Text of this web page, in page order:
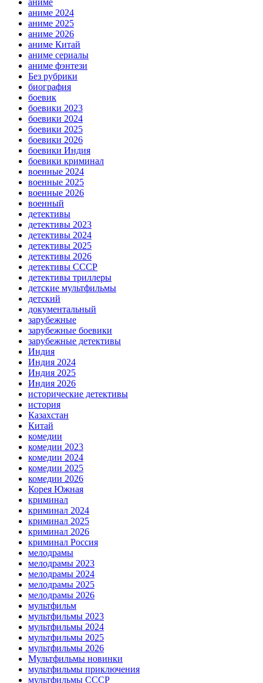
аниме
аниме 2024
аниме 2025
аниме 2026
аниме Китай
аниме сериалы
аниме фэнтези
Без рубрики
биография
боевик
боевики 2023
боевики 2024
боевики 2025
боевики 2026
боевики Индия
боевики криминал
военные 2024
военные 2025
военные 2026
военный
детективы
детективы 2023
детективы 2024
детективы 2025
детективы 2026
детективы СССР
детективы триллеры
детские мультфильмы
детский
документальный
зарубежные
зарубежные боевики
зарубежные детективы
Индия
Индия 2024
Индия 2025
Индия 2026
исторические детективы
история
Казахстан
Китай
комедии
комедии 2023
комедии 2024
комедии 2025
комедии 2026
Корея Южная
криминал
криминал 2024
криминал 2025
криминал 2026
криминал Россия
мелодрамы
мелодрамы 2023
мелодрамы 2024
мелодрамы 2025
мелодрамы 2026
мультфильм
мультфильмы 2023
мультфильмы 2024
мультфильмы 2025
мультфильмы 2026
Мультфильмы новинки
мультфильмы приключения
мультфильмы СССР